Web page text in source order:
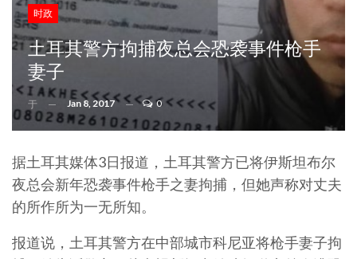
时政
土耳其警方拘捕夜总会恐袭事件枪手
妻子
于 Jan 8, 2017 0
据土耳其媒体3日报道，土耳其警方已将伊斯坦布尔
夜总会新年恐袭事件枪手之妻拘捕，但她声称对丈夫
的所作所为一无所知。
报道说，土耳其警方在中部城市科尼亚将枪手妻子拘